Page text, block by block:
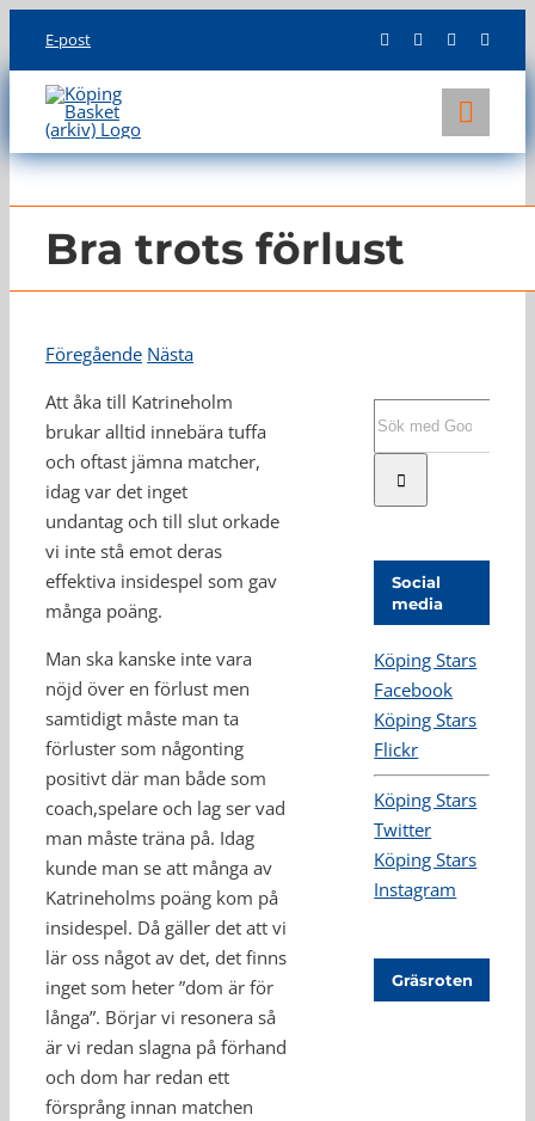
content
E-post
KLUBBEN
LAG
INFO
Bra trots förlust
Föregående Nästa
Att åka till Katrineholm
brukar alltid innebära tuffa
och oftast jämna matcher,
idag var det inget
undantag och till slut orkade
vi inte stå emot deras
effektiva insidespel som gav
många poäng.
Man ska kanske inte vara
nöjd över en förlust men
samtidigt måste man ta
förluster som någonting
positivt där man både som
coach,spelare och lag ser vad
man måste träna på. Idag
kunde man se att många av
Katrineholms poäng kom på
insidespel. Då gäller det att vi
lär oss något av det, det finns
inget som heter ”dom är för
långa”. Börjar vi resonera så
är vi redan slagna på förhand
och dom har redan ett
försprång innan matchen
Social
media
Köping Stars
Facebook
Köping Stars
Flickr
Köping Stars
Twitter
Köping Stars
Instagram
Gräsroten